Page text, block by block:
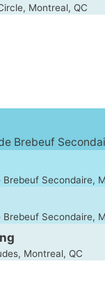
Montreal, QC
Brebeuf
Secondaire,
Secondaire,
Montreal, QC